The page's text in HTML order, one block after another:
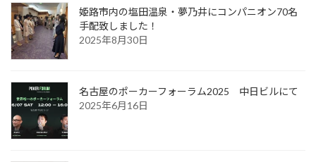
姫路市内の塩田温泉・夢乃井にコンパニオン70名
手配致しました！
2025年8月30日
名古屋のポーカーフォーラム2025 中日ビルにて
2025年6月16日